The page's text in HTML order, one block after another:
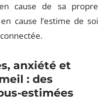
cause de sa propre
cause l’estime de soi
anxiété et
: des
estimées